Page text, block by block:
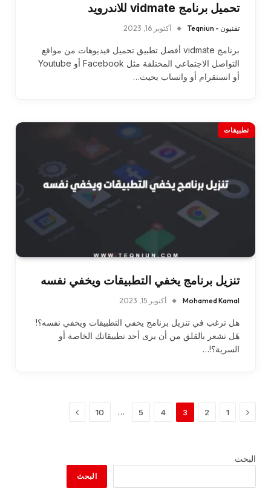
تحميل برنامج vidmate للاندرويد
تقنيون - Teqniun أكتوبر 16, 2023
برنامج vidmate أفضل تطبيق تحميل فيديوهات من مواقع
التواصل الاجتماعي المختلفة مثل Facebook أو Youtube
أو انستقرام أو واتساب بحيث…
تطبيقات
تنزيل برنامج يخفي التطبيقات ويخفي نفسه
Mohamed Kamal أكتوبر 15, 2023
هل ترغب في تنزيل برنامج يخفي التطبيقات ويخفي نفسه؟!
هَل تشعر بالقلق من أن يرى أحد تطبيقاتك الخاصة أو
السرية؟!…
السابق
1
2
3
4
5
…
10 التالي
البحث
البحث